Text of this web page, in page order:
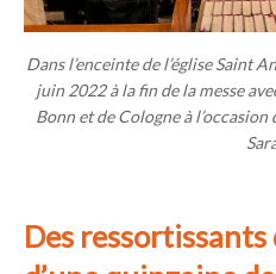
Dans l’enceinte de l’église Saint
juin 2022 à la fin de la messe
Bonn et de Cologne à
Des ressortissants